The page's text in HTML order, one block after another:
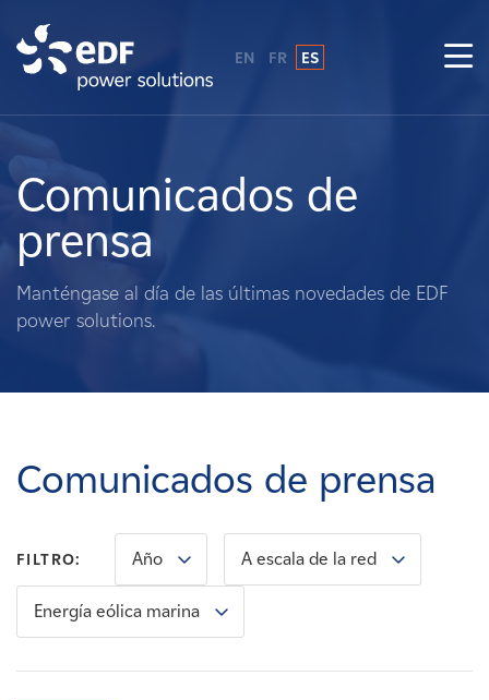
Sobre nosotros
Qué hacemos
Terratenientes
Carreras
Noticias
Contacte con
EN FR ES
Comunicados de
prensa
Manténgase al día de las últimas novedades de EDF
power solutions.
Comunicados de prensa
FILTRO: Año A escala de la red
Energía eólica marina